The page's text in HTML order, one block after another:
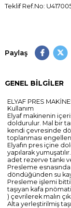
Teklif Ref.No:
Paylaş
GENEL BILGILER
ELYAF PRES
Kullanım
Elyaf makinenin
doldurulur. Mal bir
kendi çevresinde
toplanması
Elyafın pres içine
yapılarak
adet rezerve tankı
Presleme
döndüğünden su
Presleme işlemi
taşıyan kafa
) çevrilerek malın
Alta yerleştirilmiş